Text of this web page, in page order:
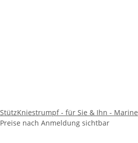
StützKniestrumpf - für Sie & Ihn - Marine
Preise nach Anmeldung sichtbar